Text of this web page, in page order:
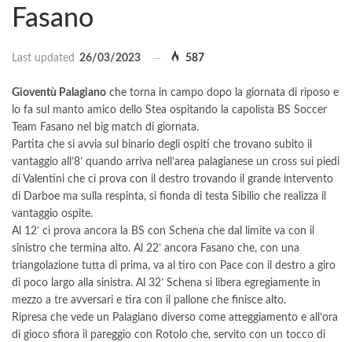
Fasano
Last updated 26/03/2023 587
Gioventù Palagiano che torna in campo dopo la giornata di riposo e
lo fa sul manto amico dello Stea ospitando la capolista BS Soccer
Team Fasano nel big match di giornata.
Partita che si avvia sul binario degli ospiti che trovano subito il
vantaggio all’8’ quando arriva nell’area palagianese un cross sui piedi
di Valentini che ci prova con il destro trovando il grande intervento
di Darboe ma sulla respinta, si fionda di testa Sibilio che realizza il
vantaggio ospite.
Al 12’ ci prova ancora la BS con Schena che dal limite va con il
sinistro che termina alto. Al 22’ ancora Fasano che, con una
triangolazione tutta di prima, va al tiro con Pace con il destro a giro
di poco largo alla sinistra. Al 32’ Schena si libera egregiamente in
mezzo a tre avversari e tira con il pallone che finisce alto.
Ripresa che vede un Palagiano diverso come atteggiamento e all’ora
di gioco sfiora il pareggio con Rotolo che, servito con un tocco di